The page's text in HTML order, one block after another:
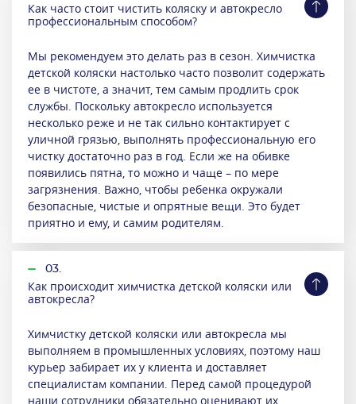
Как часто стоит чистить коляску и автокресло
профессиональным способом?
Мы рекомендуем это делать раз в сезон. Химчистка
детской коляски настолько часто позволит содержать
ее в чистоте, а значит, тем самым продлить срок
службы. Поскольку автокресло используется
несколько реже и не так сильно контактирует с
уличной грязью, выполнять профессиональную его
чистку достаточно раз в год. Если же на обивке
появились пятна, то можно и чаще – по мере
загрязнения. Важно, чтобы ребенка окружали
безопасные, чистые и опрятные вещи. Это будет
приятно и ему, и самим родителям.
03.
Как происходит химчистка детской коляски или
автокресла?
Химчистку детской коляски или автокресла мы
выполняем в промышленных условиях, поэтому наш
курьер забирает их у клиента и доставляет
специалистам компании. Перед самой процедурой
наши сотрудники обязательно оценивают их